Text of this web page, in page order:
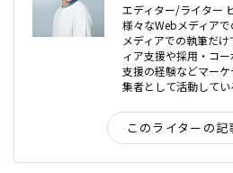
エディター/ライター
様々なWebメディアで
メディアでの執筆だ
ィア支援や採用・コ
支援の経験などマー
集者として活動してい
このライターの記